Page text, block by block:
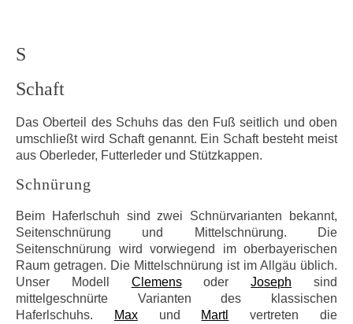
S
Schaft
Das Oberteil des Schuhs das den Fuß seitlich und oben
umschließt wird Schaft genannt. Ein Schaft besteht meist
aus Oberleder, Futterleder und Stützkappen.
Schnürung
Beim Haferlschuh sind zwei Schnürvarianten bekannt,
Seitenschnürung und Mittelschnürung. Die
Seitenschnürung wird vorwiegend im oberbayerischen
Raum getragen. Die Mittelschnürung ist im Allgäu üblich.
Unser Modell ClemensoderJoseph sind
mittelgeschnürte Varianten des klassischen
Haferlschuhs.
Maxund Martl
vertreten die